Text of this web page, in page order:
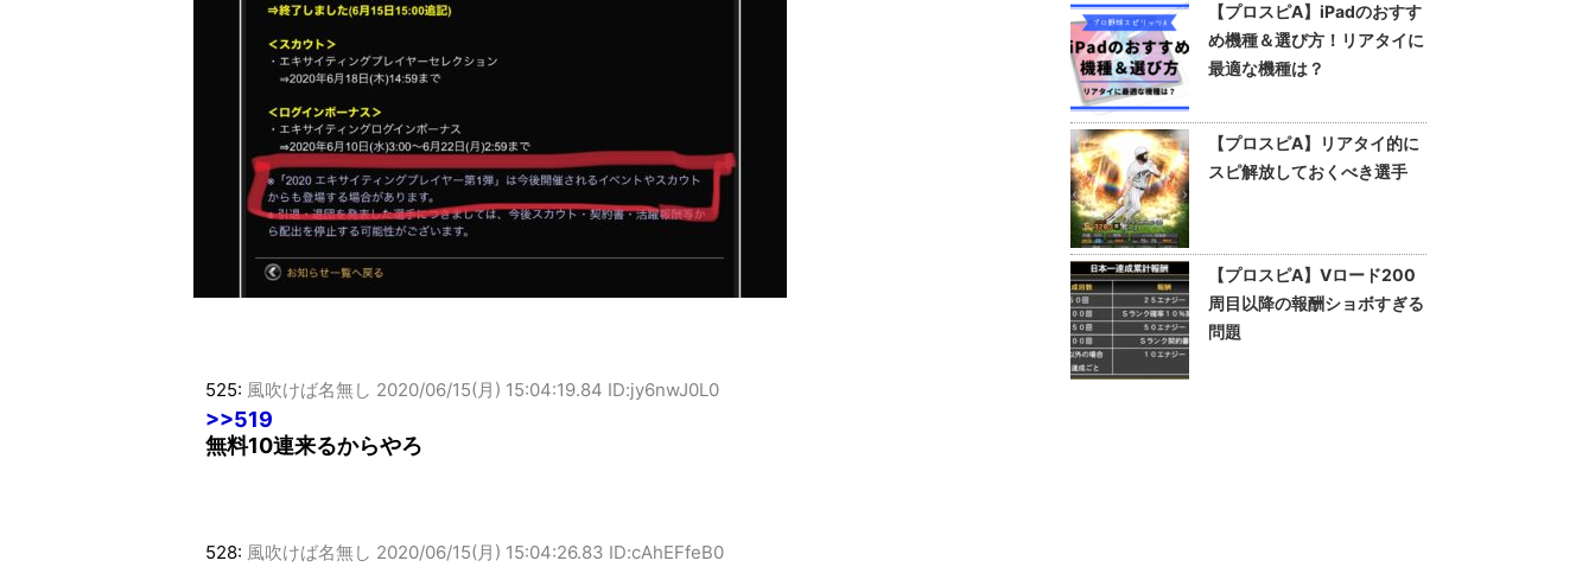
525: 風吹けば名無し 2020/06/15(月) 15:04:19.84 ID:jy6nwJ0L0
>>519
無料10連来るからやろ
528: 風吹けば名無し 2020/06/15(月) 15:04:26.83 ID:cAhEFfeB0
【プロスピA】iPadのおすす
め機種＆選び方！リアタイに
最適な機種は？
【プロスピA】リアタイ的に
スピ解放しておくべき選手
【プロスピA】Vロード200
周目以降の報酬ショボすぎる
問題